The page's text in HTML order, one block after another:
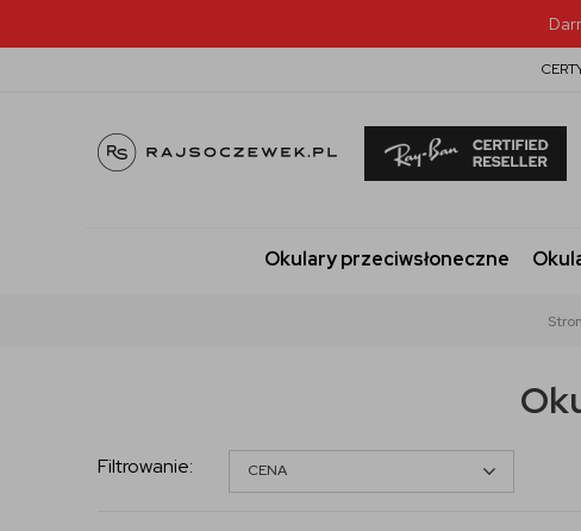
Okulary przeciwsłoneczne
Filtrowanie: CENA